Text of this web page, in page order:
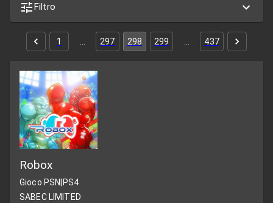
Filtro
1 297 298 299 437
Robox
Gioco PSN|PS4
SABEC LIMITED